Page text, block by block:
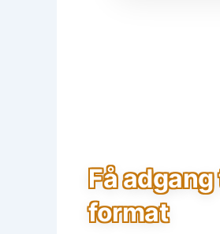
Få
format